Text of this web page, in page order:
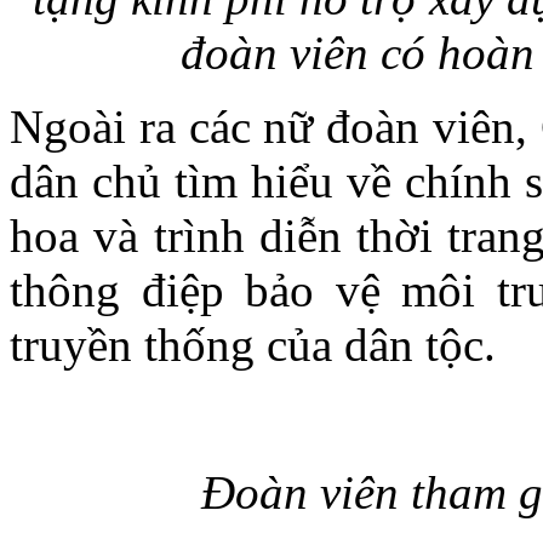
đoàn viên có
Ngoài ra các nữ đoàn
dân chủ tìm hiểu về chính
hoa và trình diễn thời
thông điệp bảo vệ môi
truyền thống của dân tộc.
Đoàn viên tham